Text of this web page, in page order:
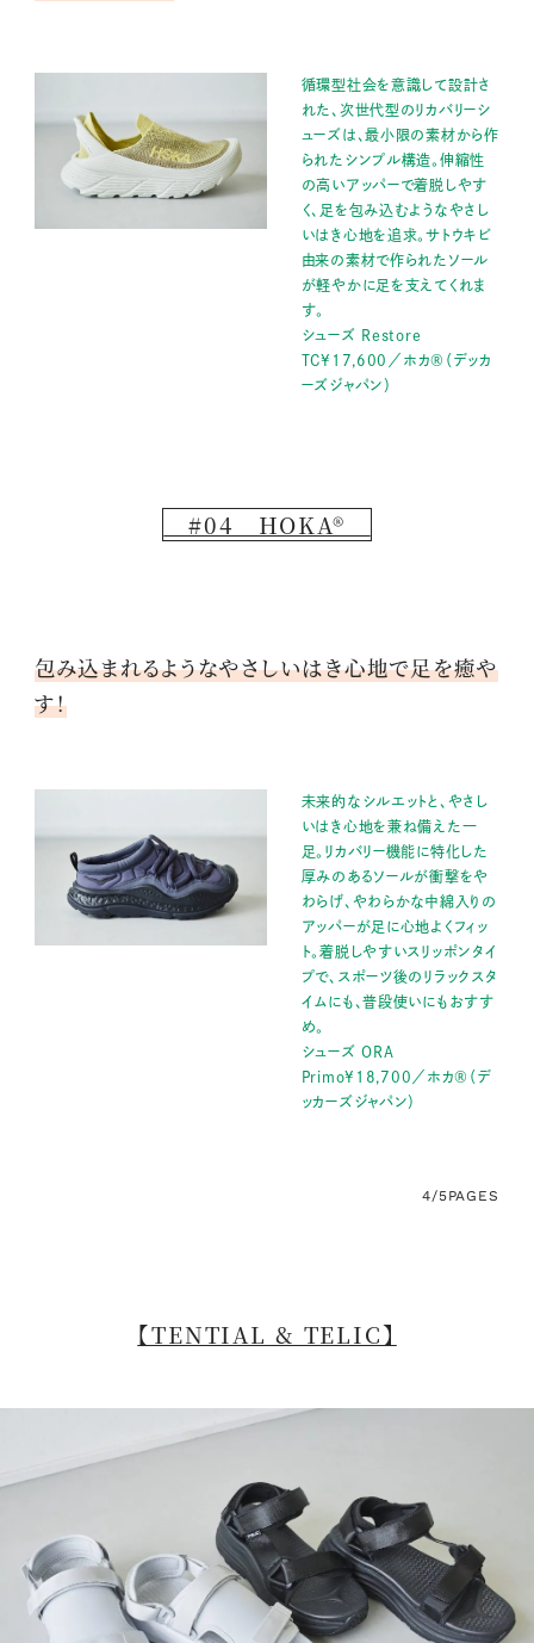
循環型社会を意識して設計さ
れた、次世代型のリカバリーシ
ューズは、最小限の素材から作
られたシンプル構造。伸縮性
の高いアッパーで着脱しやす
く、足を包み込むようなやさし
いはき心地を追求。サトウキビ
由来の素材で作られたソール
が軽やかに足を支えてくれま
す。
シューズ Restore
TC¥17,600／ホカ®（デッカ
ーズジャパン）
#04 HOKA®
包み込まれるようなやさしいはき心地で足を癒や
す！
未来的なシルエットと、やさし
いはき心地を兼ね備えた一
足。リカバリー機能に特化した
厚みのあるソールが衝撃をや
わらげ、やわらかな中綿入りの
アッパーが足に心地よくフィッ
ト。着脱しやすいスリッポンタイ
プで、スポーツ後のリラックスタ
イムにも、普段使いにもおすす
め。
シューズ ORA
Primo¥18,700／ホカ®（デ
ッカーズジャパン）
4/5PAGES
【TENTIAL & TELIC】